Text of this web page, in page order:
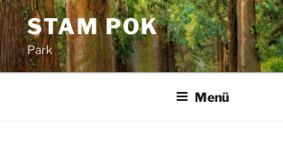
Tartalomhoz
STAM POK
Park
Menü